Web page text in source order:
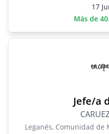
17
Más de
Jefe/a
Leganés, Comunidad de